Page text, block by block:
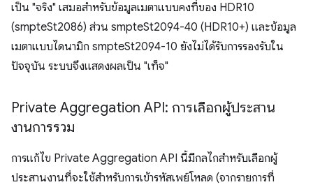
เป็น "จริง" เสมอสำหรับข้อมูลเมตาแบบคงที่ของ HDR10
(smpteSt2086) ส่วน smpteSt2094-40 (HDR10+) และข้อมูล
เมตาแบบไดนามิก smpteSt2094-10 ยังไม่ได้รับการรองรับใน
ปัจจุบัน ระบบจึงแสดงผลเป็น "เท็จ"
Private Aggregation API: การเลือกผู้ประสาน
งานการรวม
การแก้ไข Private Aggregation API นี้มีกลไกสำหรับเลือกผู้
ประสานงานที่จะใช้สำหรับการเข้ารหัสเพย์โหลด (จากรายการที่